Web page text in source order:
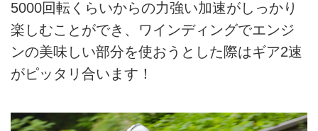
5000回転くらいからの力強い加速がしっかり
楽しむことができ、ワインディングでエンジ
ンの美味しい部分を使おうとした際はギア2速
がピッタリ合います！